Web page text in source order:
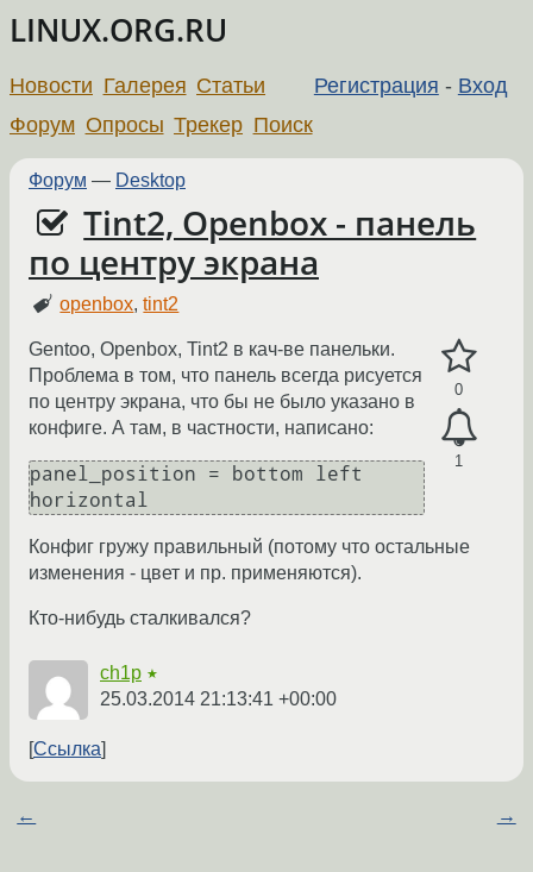
LINUX.ORG.RU
Регистрация - Вход
Новости Галерея Статьи
Форум Опросы Трекер Поиск
Форум — Desktop
Tint2, Openbox - панель
по центру экрана
openbox,tint2
0
1
Gentoo, Openbox, Tint2 в кач-ве панельки.
Проблема в том, что панель всегда рисуется
по центру экрана, что бы не было указано в
конфиге. А там, в частности, написано:
panel_position = bottom left
horizontal
Конфиг гружу правильный (потому что остальные
изменения - цвет и пр. применяются).
Кто-нибудь сталкивался?
ch1p ★
25.03.2014 21:13:41 +00:00
Ссылка
← →